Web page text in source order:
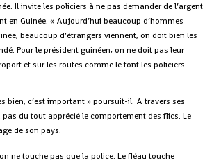
Il invite les policiers à ne pas demander de l’argent
en Guinée. « Aujourd’hui beaucoup d’hommes
beaucoup d’étrangers viennent, on doit bien les
Pour le président guinéen, on ne doit pas leur
et sur les routes comme le font les policiers.
bien, c’est important » poursuit-il. A travers ses
pas du tout apprécié le comportement des flics. Le
de son pays.
ne touche pas que la police. Le fléau touche